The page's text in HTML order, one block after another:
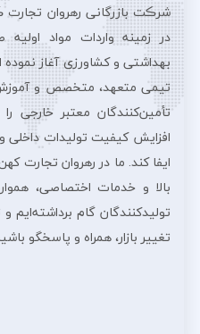
در زمینه واردات مواد اولیه
بهداشتی و کشاورزی آغاز
تیمی متعهد، متخصص و
تأمین‌کنندگان معتبر خارجی
افزایش کیفیت تولیدات داخلی
ایفا کند. ما در رهروان تجارت
بالا و خدمات اختصاصی،
تولیدکنندگان گام برداشته‌ایم
تغییر بازار، همراه و پاسخگو